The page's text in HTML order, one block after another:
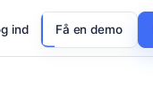
ind Få en demo